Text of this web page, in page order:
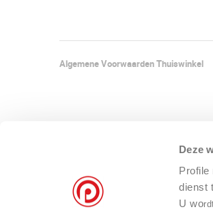
Deze
Profile
dienst
U wo
Algemene Voorwaarden Thuiswinkel